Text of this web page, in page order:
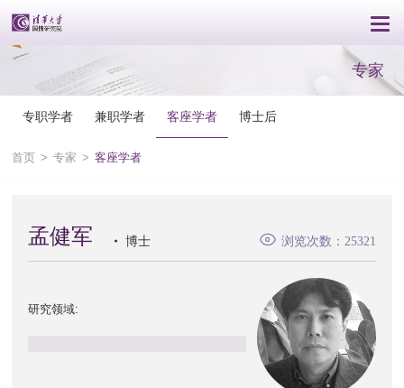
专家
专职学者 兼职学者 客座学者 博士后
首页 > 专家 > 客座学者
孟健军 博士 浏览次数：25321
研究领域: